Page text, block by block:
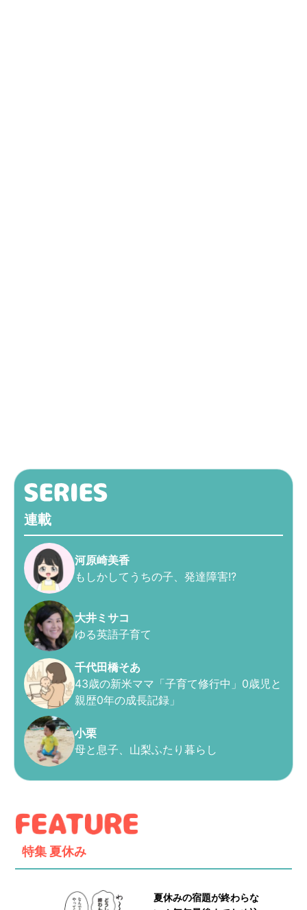
連載
河原崎美香
もしかしてうちの子、発達障害!?
大井ミサコ
ゆる英語子育て
千代田橋そあ
43歳の新米ママ「子育て修行中」0歳児と
親歴0年の成長記録」
小栗
母と息子、山梨ふたり暮らし
特集 夏休み
夏休みの宿題が終わらな